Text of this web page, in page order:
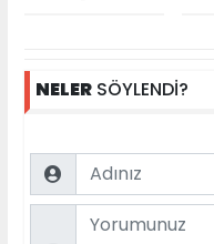
NELER SÖYLENDİ?
Name
Comment